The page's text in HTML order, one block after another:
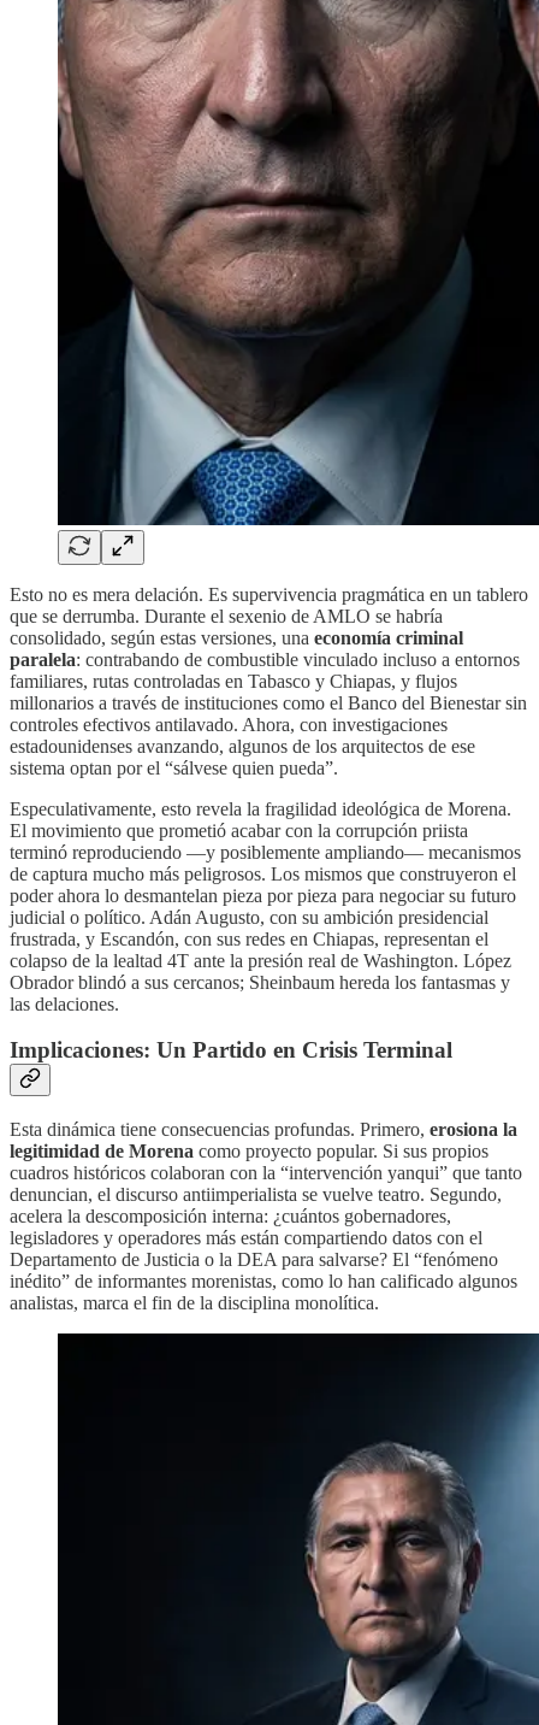
Esto no es mera delación. Es supervivencia pragmática en un tablero
que se derrumba. Durante el sexenio de AMLO se habría
consolidado, según estas versiones, una economía criminal
paralela: contrabando de combustible vinculado incluso a entornos
familiares, rutas controladas en Tabasco y Chiapas, y flujos
millonarios a través de instituciones como el Banco del Bienestar sin
controles efectivos antilavado. Ahora, con investigaciones
estadounidenses avanzando, algunos de los arquitectos de ese
sistema optan por el “sálvese quien pueda”.
Especulativamente, esto revela la fragilidad ideológica de Morena.
El movimiento que prometió acabar con la corrupción priista
terminó reproduciendo —y posiblemente ampliando— mecanismos
de captura mucho más peligrosos. Los mismos que construyeron el
poder ahora lo desmantelan pieza por pieza para negociar su futuro
judicial o político. Adán Augusto, con su ambición presidencial
frustrada, y Escandón, con sus redes en Chiapas, representan el
colapso de la lealtad 4T ante la presión real de Washington. López
Obrador blindó a sus cercanos; Sheinbaum hereda los fantasmas y
las delaciones.
Implicaciones: Un Partido en Crisis Terminal
Esta dinámica tiene consecuencias profundas. Primero, erosiona la
legitimidad de Morena como proyecto popular. Si sus propios
cuadros históricos colaboran con la “intervención yanqui” que tanto
denuncian, el discurso antiimperialista se vuelve teatro. Segundo,
acelera la descomposición interna: ¿cuántos gobernadores,
legisladores y operadores más están compartiendo datos con el
Departamento de Justicia o la DEA para salvarse? El “fenómeno
inédito” de informantes morenistas, como lo han calificado algunos
analistas, marca el fin de la disciplina monolítica.